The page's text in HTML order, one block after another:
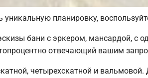
планировку,
бани с эркером, мансардой, с
отвечающий вашим
четырехскатной и